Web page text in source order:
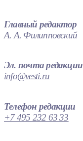
Главный редактор
А. А. Филипповский
Эл. почта редакции
info@vesti.ru
Телефон редакции
+7 495 232 63 33